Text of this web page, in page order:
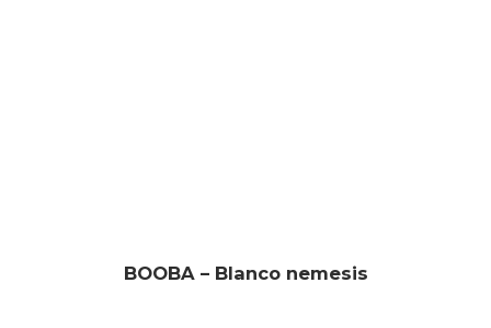
BOOBA – Blanco nemesis